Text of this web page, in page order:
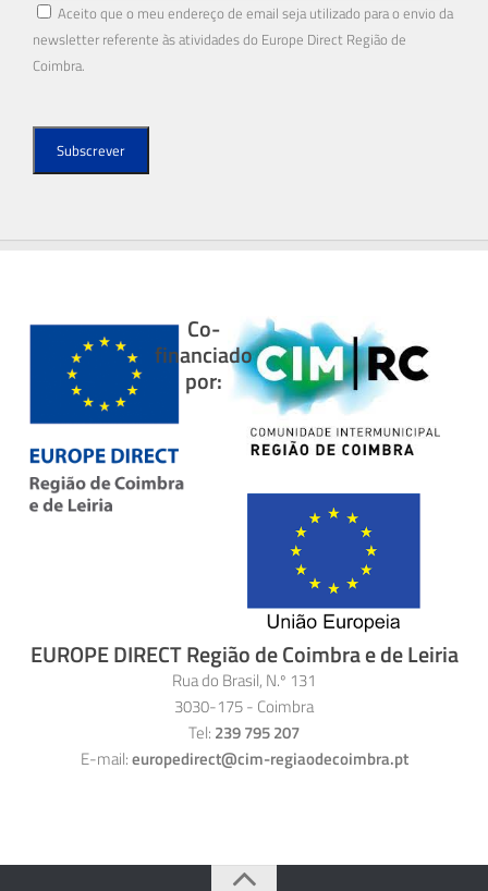
Aceito que o meu endereço de email seja utilizado para o envio da
newsletter referente às atividades do Europe Direct Região de
Coimbra.
Co-
financiado
por:
EUROPE DIRECT Região de Coimbra e de Leiria
Rua do Brasil, N.º 131
3030-175 - Coimbra
Tel: 239 795 207
E-mail:europedirect@cim-regiaodecoimbra.pt